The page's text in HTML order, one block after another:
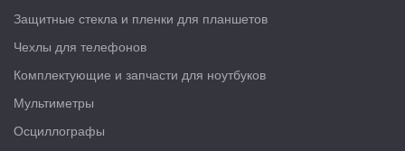
Защитные стекла и пленки для планшетов
Чехлы для телефонов
Комплектующие и запчасти для ноутбуков
Мультиметры
Осциллографы